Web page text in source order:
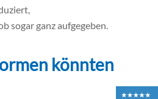
sogar ganz aufgegeben.
könnten